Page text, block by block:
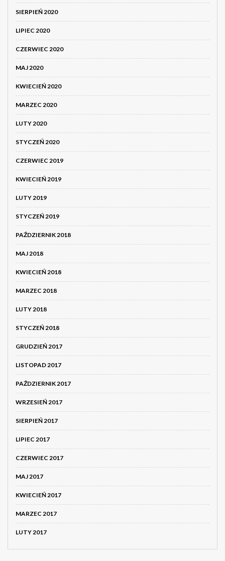
SIERPIEŃ 2020
LIPIEC 2020
CZERWIEC 2020
MAJ 2020
KWIECIEŃ 2020
MARZEC 2020
LUTY 2020
STYCZEŃ 2020
CZERWIEC 2019
KWIECIEŃ 2019
LUTY 2019
STYCZEŃ 2019
PAŹDZIERNIK 2018
MAJ 2018
KWIECIEŃ 2018
MARZEC 2018
LUTY 2018
STYCZEŃ 2018
GRUDZIEŃ 2017
LISTOPAD 2017
PAŹDZIERNIK 2017
WRZESIEŃ 2017
SIERPIEŃ 2017
LIPIEC 2017
CZERWIEC 2017
MAJ 2017
KWIECIEŃ 2017
MARZEC 2017
LUTY 2017